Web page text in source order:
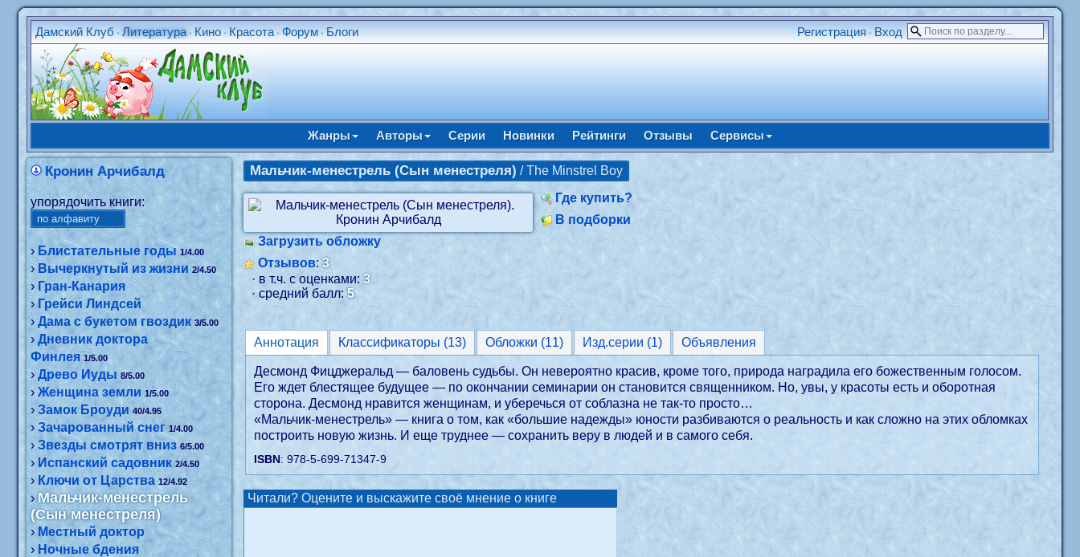
Дамский Клуб •Литература • Кино • Красота •Форум • Блоги Регистрация • Вход
Жанры Авторы Серии Новинки Рейтинги Отзывы Сервисы
Кронин Арчибалд
упорядочить книги:
›Блистательные годы 1/4.00
›Вычеркнутый из жизни 2/4.50
›Гран-Канария
›Грейси Линдсей
›Дама с букетом гвоздик 3/5.00
›Дневник доктора
Финлея 1/5.00
›Древо Иуды 8/5.00
›Женщина земли 1/5.00
›Замок Броуди 40/4.95
›Зачарованный снег 1/4.00
›Звезды смотрят вниз 6/5.00
›Испанский садовник 2/4.50
›Ключи от Царства 12/4.92
›Мальчик-менестрель
(Сын менестреля)
›Местный доктор
› Ночные бдения
Мальчик-менестрель (Сын менестреля) / The Minstrel Boy
Где купить?
В подборки
Загрузить обложку
Отзывов:3
· в т.ч. с оценками:3
· средний балл:5
Аннотация Классификаторы (13) Обложки (11) Изд.серии (1) Объявления
Десмонд Фицджеральд — баловень судьбы. Он невероятно красив, кроме того, природа наградила его божественным голосом.
Его ждет блестящее будущее — по окончании семинарии он становится священником. Но, увы, у красоты есть и оборотная
сторона. Десмонд нравится женщинам, и уберечься от соблазна не так-то просто…
«Мальчик-менестрель» — книга о том, как «большие надежды» юности разбиваются о реальность и как сложно на этих обломках
построить новую жизнь. И еще труднее — сохранить веру в людей и в самого себя.
ISBN: 978-5-699-71347-9
Читали? Оцените и выскажите своё мнение о книге